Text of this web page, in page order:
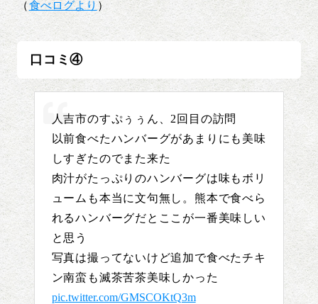
（食べログより ）
口コミ④
人吉市のすぷぅぅん、2回目の訪問
以前食べたハンバーグがあまりにも美味
しすぎたのでまた来た
肉汁がたっぷりのハンバーグは味もボリ
ュームも本当に文句無し。熊本で食べら
れるハンバーグだとここが一番美味しい
と思う
写真は撮ってないけど追加で食べたチキ
ン南蛮も滅茶苦茶美味しかった
pic.twitter.com/GMSCOKtQ3m